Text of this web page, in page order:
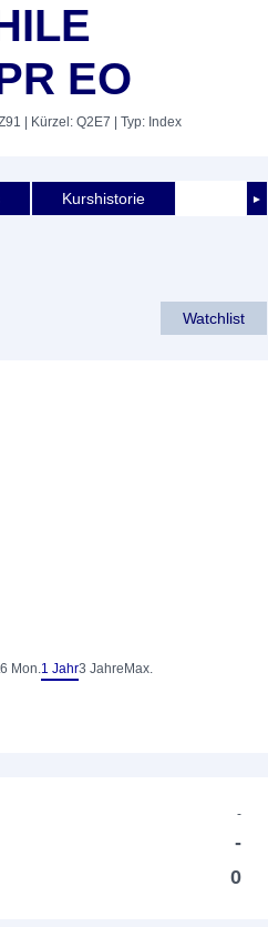
EO
| Kürzel: Q2E7 | Typ: Index
►
Kurshistorie
Watchlist
6 Mon.1 Jahr3 Jahre Max.
-
-
0